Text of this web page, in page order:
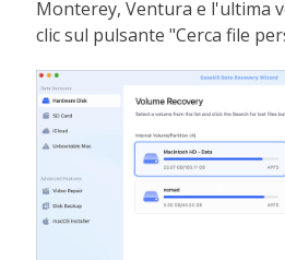
Monterey, Ventura e l'ultima
clic sul pulsante "Cerca file